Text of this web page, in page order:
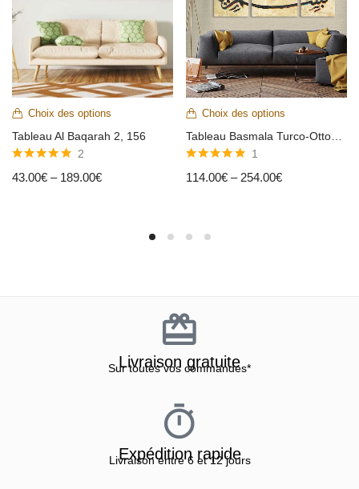
Choix des options
Tableau Al Baqarah 2, 156
sur 5
2
43.00€ – 189.00€
Choix des options
sur 5
1
114.00€ – 254.00€
Livraison gratuite
Sur toutes vos commandes*
Expédition rapide
Livraison entre 6 et 12 jours